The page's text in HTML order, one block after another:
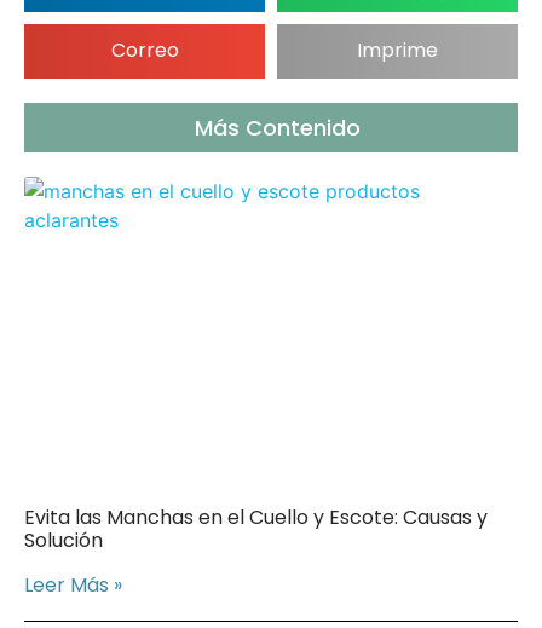
Correo Imprime
Más Contenido
Evita las Manchas en el Cuello y Escote: Causas y
Solución
Leer Más »